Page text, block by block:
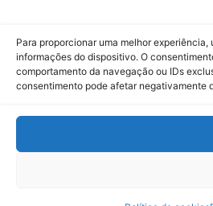
Para proporcionar uma melhor
informações do dispositivo. O
comportamento da navegação ou IDs
consentimento pode afetar negativamente